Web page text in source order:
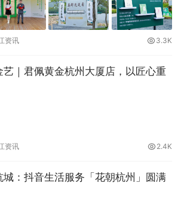
资讯 3.3K
｜君佩黄金杭州大厦店，以匠心重
资讯 2.4K
：抖音生活服务「花朝杭州」圆满